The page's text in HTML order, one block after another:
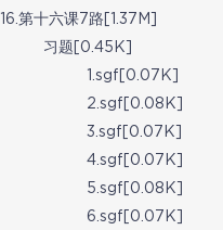
16.第十六课7路[1.37M]
习题[0.45K]
1.sgf[0.07K]
2.sgf[0.08K]
3.sgf[0.07K]
4.sgf[0.07K]
5.sgf[0.08K]
6.sgf[0.07K]